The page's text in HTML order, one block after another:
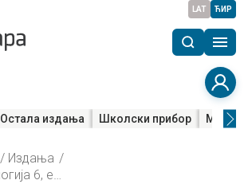
LAT ЋИР
Остала издања Школски прибор Мала
Издања
Техника и технологија 6, е-уџбеник – годишња претплата